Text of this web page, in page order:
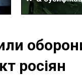
росіян